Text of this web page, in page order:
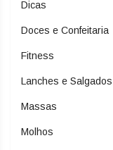
Dicas
Doces e Confeitaria
Fitness
Lanches e Salgados
Massas
Molhos